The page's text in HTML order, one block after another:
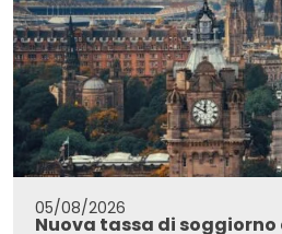
05/08/2026
Nuova tassa di soggiorno